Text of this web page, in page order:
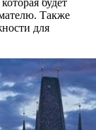
Также
для